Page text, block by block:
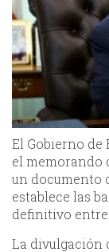
El Gobierno
el memorando
un documento
establece las
definitivo entre
La divulgación